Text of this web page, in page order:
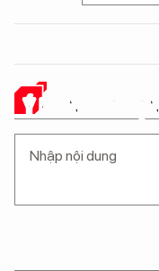
Ý KIẾN CỦA BẠN